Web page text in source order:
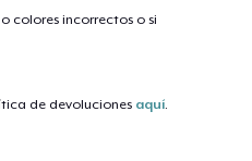
colores incorrectos o si
de devoluciones aquí